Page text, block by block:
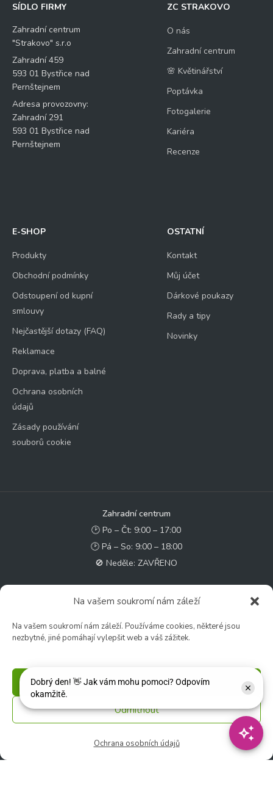
Na vašem soukromí nám záleží
Na vašem soukromí nám záleží. Používáme cookies, některé jsou
nezbytné, jiné pomáhají vylepšit web a váš zážitek.
Příjmout
Odmítnout
Ochrana osobních údajů
SÍDLO FIRMY
Zahradní centrum
"Strakovo" s.r.o
Zahradní 459
593 01 Bystřice nad
Pernštejnem
Adresa provozovny:
Zahradní 291
593 01 Bystřice nad
Pernštejnem
ZC STRAKOVO
O nás
Zahradní centrum
🌸 Květinářství
Poptávka
Fotogalerie
Kariéra
Recenze
E-SHOP
Produkty
Obchodní podmínky
Odstoupení od kupní
smlouvy
Nejčastější dotazy (FAQ)
Reklamace
Doprava, platba a balné
Ochrana osobních
údajů
Zásady používání
souborů cookie
OSTATNÍ
Kontakt
Můj účet
Dárkové poukazy
Rady a tipy
Novinky
Zahradní centrum
🕑 Po – Čt: 9:00 – 17:00
🕑 Pá – So: 9:00 – 18:00
🚫 Neděle: ZAVŘENO
Květinářství
🕑 So: 9:00 – 15:00
🚫 Ne - Po: ZAVŘENO
Rychlý kontakt:
Sledujte nás: